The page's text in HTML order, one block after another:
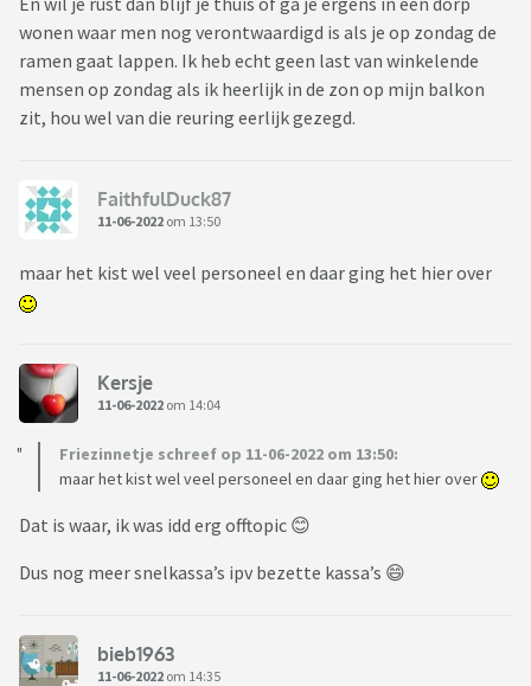
wonen waar men nog verontwaardigd is als je op zondag de
ramen gaat lappen. Ik heb echt geen last van winkelende
mensen op zondag als ik heerlijk in de zon op mijn balkon
zit, hou wel van die reuring eerlijk gezegd.
FaithfulDuck87
11-06-2022 om 13:50
maar het kist wel veel personeel en daar ging het hier over
Kersje
11-06-2022 om 14:04
Friezinnetje schreef op 11-06-2022 om 13:50:
maar het kist wel veel personeel en daar ging het hier over
Dat is waar, ik was idd erg offtopic 😊
Dus nog meer snelkassa’s ipv bezette kassa’s 😄
bieb1963
11-06-2022 om 14:35